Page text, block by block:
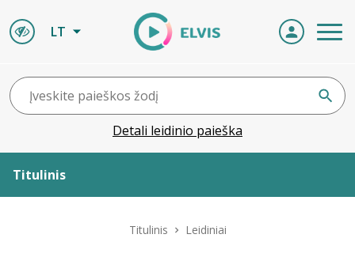
LT
Detali leidinio paieška
Titulinis
Titulinis Leidiniai